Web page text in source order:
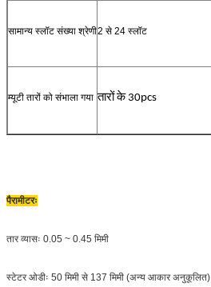
सामान्य स्लॉट संख्या श्रेणी2 से 24 स्लॉट
म्यूटी तारों को संभाला गया तारों के 30pcs
पैरामीटरः
तार व्यासः 0.05 ~ 0.45 मिमी
स्टेटर ओडीः 50 मिमी से 137 मिमी (अन्य आकार अनुकूलित)